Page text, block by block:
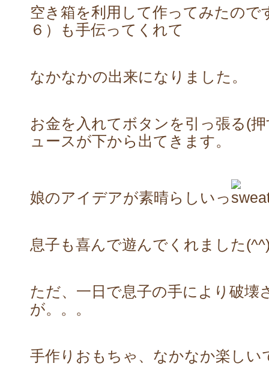
空き箱を利用して作ってみたので
６）も手伝ってくれて
なかなかの出来になりました。
お金を入れてボタンを引っ張る(
ュースが下から出てきます。
娘のアイデアが素晴らしいっ
息子も喜んで遊んでくれました
ただ、一日で息子の手により破壊
が。。。
手作りおもちゃ、なかなか楽しい